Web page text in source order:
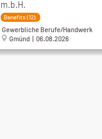
m.b.H.
Benefits (12)
Gewerbliche Berufe/Handwerk
Gmünd | 06.08.2026